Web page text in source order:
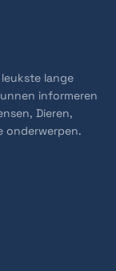
lange
informeren
Dieren,
onderwerpen.